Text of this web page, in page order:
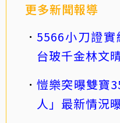
更多新聞報導
5566小刀證
台玻千金林文
愷樂突曝雙寶
人」最新情況